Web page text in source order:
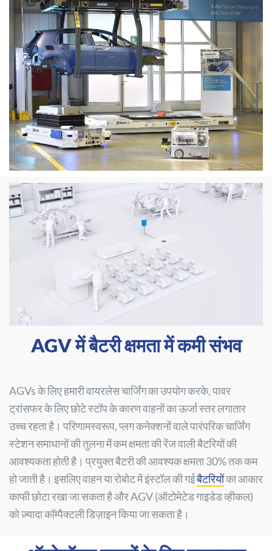
AGV में बैटरी क्षमता में कमी संभव
AGVs के लिए हमारी वायरलेस चार्जिंग का उपयोग करके, पावर
ट्रांसफर के लिए छोटे स्टॉप के कारण वाहनों का ऊर्जा स्तर लगातार
उच्च रहता है। परिणामस्वरूप, प्लग कनेक्शनों वाले पारंपरिक चार्जिंग
स्टेशन समाधानों की तुलना में कम क्षमता की रेंज वाली बैटरियों की
आवश्यकता होती है। प्रयुक्त बैटरी की आवश्यक क्षमता 30% तक कम
हो जाती है। इसलिए वाहन या रोबोट में इंस्टॉल की गईबैटरियोंका आकार
काफी छोटा रखा जा सकता है और AGV (ऑटोमेटेड गाइडेड व्हीकल)
को ज़्यादा कॉम्पैक्टली डिज़ाइन किया जा सकता है।